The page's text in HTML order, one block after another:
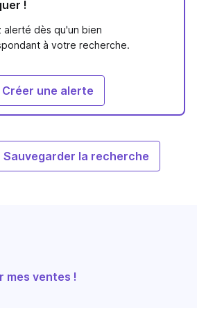
!
alerté dès qu'un bien
à votre recherche.
Créer une alerte
Sauvegarder la recherche
mes ventes !